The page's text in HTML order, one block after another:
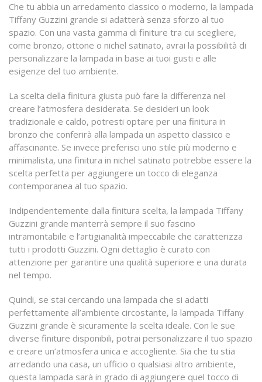
Che tu abbia un arredamento classico o moderno, la lampada
Tiffany Guzzini grande si adatterà senza sforzo al tuo
spazio. Con una vasta gamma di finiture tra cui scegliere,
come bronzo, ottone o nichel satinato, avrai la possibilità di
personalizzare la lampada in base ai tuoi gusti e alle
esigenze del tuo ambiente.
La scelta della finitura giusta può fare la differenza nel
creare l’atmosfera desiderata. Se desideri un look
tradizionale e caldo, potresti optare per una finitura in
bronzo che conferirà alla lampada un aspetto classico e
affascinante. Se invece preferisci uno stile più moderno e
minimalista, una finitura in nichel satinato potrebbe essere la
scelta perfetta per aggiungere un tocco di eleganza
contemporanea al tuo spazio.
Indipendentemente dalla finitura scelta, la lampada Tiffany
Guzzini grande manterrà sempre il suo fascino
intramontabile e l’artigianalità impeccabile che caratterizza
tutti i prodotti Guzzini. Ogni dettaglio è curato con
attenzione per garantire una qualità superiore e una durata
nel tempo.
Quindi, se stai cercando una lampada che si adatti
perfettamente all’ambiente circostante, la lampada Tiffany
Guzzini grande è sicuramente la scelta ideale. Con le sue
diverse finiture disponibili, potrai personalizzare il tuo spazio
e creare un’atmosfera unica e accogliente. Sia che tu stia
arredando una casa, un ufficio o qualsiasi altro ambiente,
questa lampada sarà in grado di aggiungere quel tocco di